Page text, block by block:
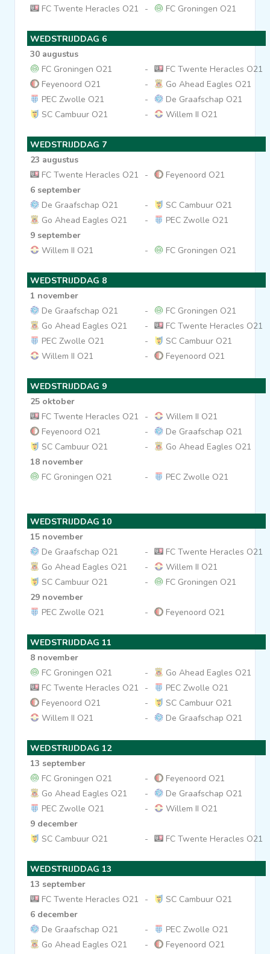
FC Twente Heracles O21
- FC Groningen O21
WEDSTRIJDDAG 6
30 augustus
FC Groningen O21
-
FC Twente Heracles O21
Feyenoord O21
-
Go Ahead Eagles O21
PEC Zwolle O21
-
De Graafschap O21
SC Cambuur O21
- Willem II O21
WEDSTRIJDDAG 7
23 augustus
FC Twente Heracles O21
-
Feyenoord O21
6 september
De Graafschap O21
-
SC Cambuur O21
Go Ahead Eagles O21
-
PEC Zwolle O21
9 september
Willem II O21
- FC Groningen O21
WEDSTRIJDDAG 8
1 november
De Graafschap O21
-
FC Groningen O21
Go Ahead Eagles O21
-
FC Twente Heracles O21
PEC Zwolle O21
-
SC Cambuur O21
Willem II O21
- Feyenoord O21
WEDSTRIJDDAG 9
25 oktober
FC Twente Heracles O21
-
Willem II O21
Feyenoord O21
-
De Graafschap O21
SC Cambuur O21
-
Go Ahead Eagles O21
18 november
FC Groningen O21
- PEC Zwolle O21
WEDSTRIJDDAG 10
15 november
De Graafschap O21
-
FC Twente Heracles O21
Go Ahead Eagles O21
-
Willem II O21
SC Cambuur O21
-
FC Groningen O21
29 november
PEC Zwolle O21
- Feyenoord O21
WEDSTRIJDDAG 11
8 november
FC Groningen O21
-
Go Ahead Eagles O21
FC Twente Heracles O21
-
PEC Zwolle O21
Feyenoord O21
-
SC Cambuur O21
Willem II O21
- De Graafschap O21
WEDSTRIJDDAG 12
13 september
FC Groningen O21
-
Feyenoord O21
Go Ahead Eagles O21
-
De Graafschap O21
PEC Zwolle O21
-
Willem II O21
9 december
SC Cambuur O21
- FC Twente Heracles O21
WEDSTRIJDDAG 13
13 september
FC Twente Heracles O21
-
SC Cambuur O21
6 december
De Graafschap O21
-
PEC Zwolle O21
Go Ahead Eagles O21
- Feyenoord O21